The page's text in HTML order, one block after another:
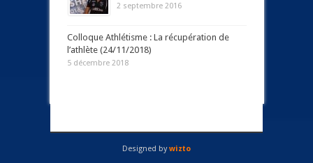
2 septembre 2016
Colloque Athlétisme : La récupération de
l’athlète (24/11/2018)
5 décembre 2018
Designed bywizto